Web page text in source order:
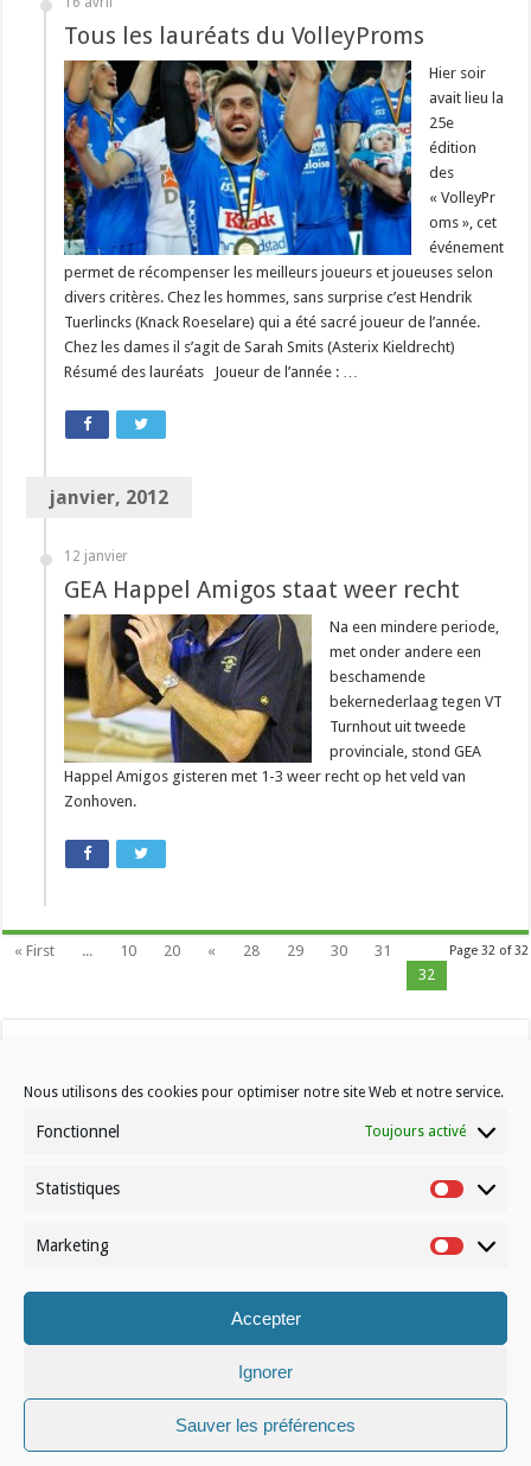
Nous utilisons des cookies pour optimiser notre site Web et notre service.
Fonctionnel Toujours activé
Statistiques
Marketing
Accepter
Ignorer
Sauver les préférences
Tous les lauréats du VolleyProms
Hier soir
avait lieu la
25e
édition
des
« VolleyPr
oms », cet
événement
permet de récompenser les meilleurs joueurs et joueuses selon
divers critères. Chez les hommes, sans surprise c’est Hendrik
Tuerlincks (Knack Roeselare) qui a été sacré joueur de l’année.
Chez les dames il s’agit de Sarah Smits (Asterix Kieldrecht)
Résumé des lauréats Joueur de l’année : …
janvier, 2012
12 janvier
GEA Happel Amigos staat weer recht
Na een mindere periode,
met onder andere een
beschamende
bekernederlaag tegen VT
Turnhout uit tweede
provinciale, stond GEA
Happel Amigos gisteren met 1-3 weer recht op het veld van
Zonhoven.
Page 32 of 32
« First ... 10 20 « 28 29 30
31
32
Contactez-nous
© Volleynews.be2026
Déclaration de confidentialité
Français Nederlands